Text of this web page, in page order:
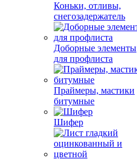
Коньки, отливы,
снегозадержатель
Доборные элементы
для профлиста
Праймеры, мастики
битумные
Шифер